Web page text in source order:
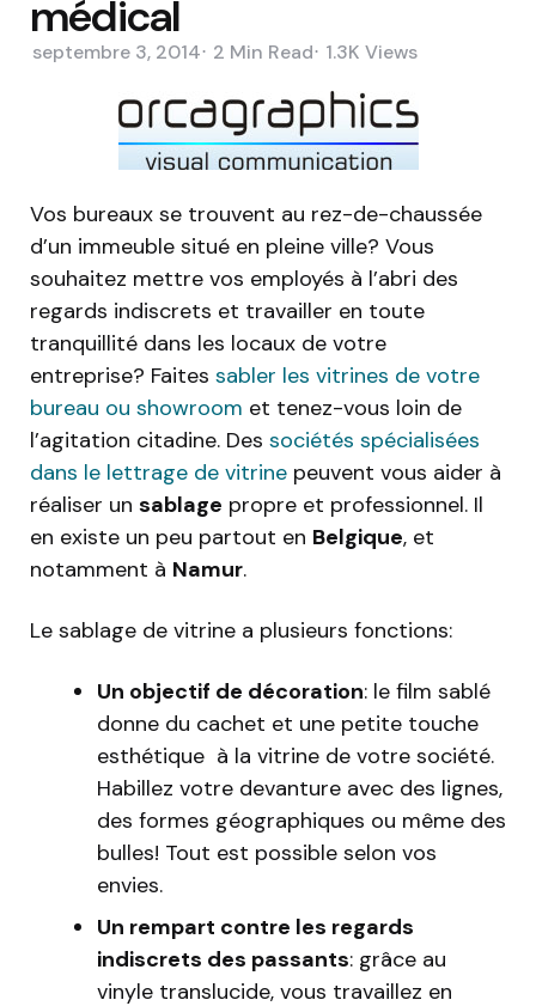
médical
septembre 3, 2014 2 Min Read 1.3K Views
Vos bureaux se trouvent au rez-de-chaussée
d’un immeuble situé en pleine ville? Vous
souhaitez mettre vos employés à l’abri des
regards indiscrets et travailler en toute
tranquillité dans les locaux de votre
entreprise? Faites sabler les vitrines de votre
bureau ou showroom et tenez-vous loin de
l’agitation citadine. Des sociétés spécialisées
dans le lettrage de vitrine peuvent vous aider à
réaliser un sablage propre et professionnel. Il
en existe un peu partout en Belgique, et
notamment à Namur.
Le sablage de vitrine a plusieurs fonctions:
Un objectif de décoration: le film sablé
donne du cachet et une petite touche
esthétique à la vitrine de votre société.
Habillez votre devanture avec des lignes,
des formes géographiques ou même des
bulles! Tout est possible selon vos
envies.
Un rempart contre les regards
indiscrets des passants: grâce au
vinyle translucide, vous travaillez en